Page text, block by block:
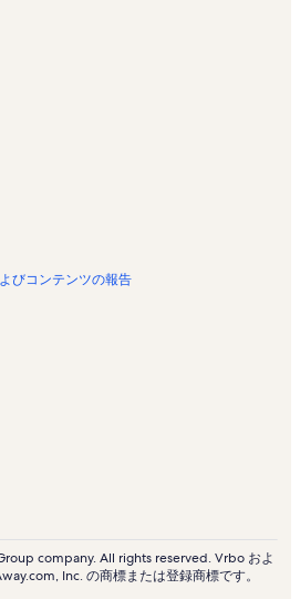
びコンテンツの報告
company. All rights reserved. Vrbo およ
Inc. の商標または登録商標です。